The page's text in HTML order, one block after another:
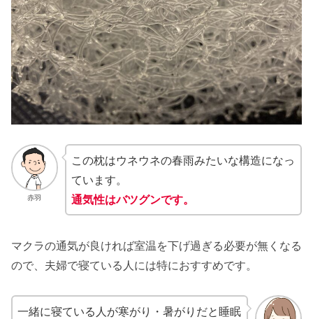
赤羽
この枕はウネウネの春雨みたいな構造になっ
ています。
通気性はバツグンです。
マクラの通気が良ければ室温を下げ過ぎる必要が無くなる
ので、夫婦で寝ている人には特におすすめです。
一緒に寝ている人が寒がり・暑がりだと睡眠